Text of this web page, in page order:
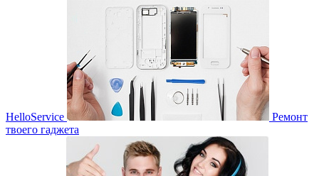
HelloService
Ремонт
твоего гаджета